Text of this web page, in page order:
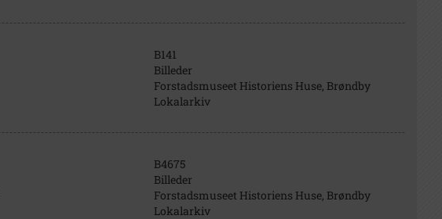
B141
Billeder
Forstadsmuseet Historiens Huse, Brøndby
Lokalarkiv
B4675
Billeder
Forstadsmuseet Historiens Huse, Brøndby
Lokalarkiv